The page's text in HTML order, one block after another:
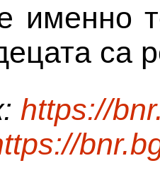
именно
са
https://